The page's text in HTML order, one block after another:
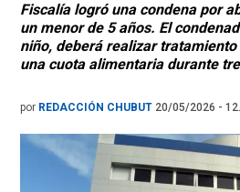
Fiscalía logró una condena por
un menor de 5 años. El
niño, deberá realizar
una cuota alimentaria durante
por REDACCIÓN CHUBUT 20/05/2026 -